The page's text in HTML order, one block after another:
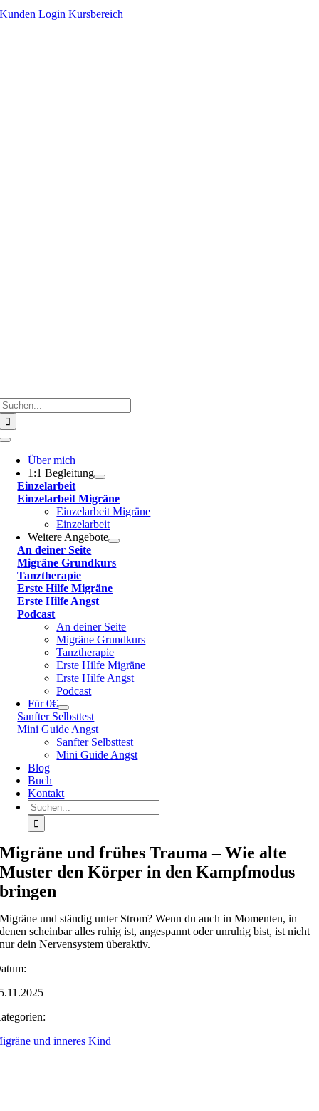
Zum
Kunden Login Kursbereich
Toggle
NavigationÜber mich
1:1 Begleitung
Einzelarbeit
Einzelarbeit Migräne
Einzelarbeit Migräne
Einzelarbeit
Weitere Angebote
An deiner Seite
Migräne Grundkurs
Tanztherapie
Erste Hilfe Migräne
Erste Hilfe Angst
Podcast
An deiner Seite
Migräne Grundkurs
Tanztherapie
Erste Hilfe Migräne
Erste Hilfe Angst
Podcast
Für 0€
Sanfter Selbsttest
Mini Guide Angst
Sanfter Selbsttest
Mini Guide Angst
Blog
Buch
Kontakt
Suche
nach:
Migräne und frühes Trauma – Wie alte
Muster den Körper in den Kampfmodus
bringen
Migräne und ständig unter Strom? Wenn du auch in Momenten, in
denen scheinbar alles ruhig ist, angespannt oder unruhig bist, ist nicht
nur dein Nervensystem überaktiv.
und inneres Kind